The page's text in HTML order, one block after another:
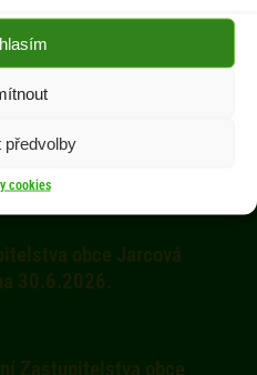
předvolby
cookies